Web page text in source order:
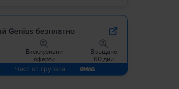
Genius безплатно
Ексклузивни
оферти
Връщане
60 дни
Част от групата